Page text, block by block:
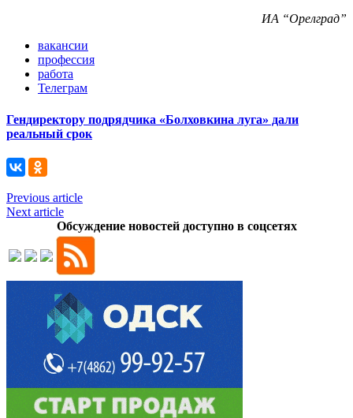
ИА “Орелград”
вакансии
профессия
работа
Телеграм
Гендиректору подрядчика «Болховкина луга» дали
реальный срок
Previous article
Next article
Обсуждение новостей доступно в соцсетях